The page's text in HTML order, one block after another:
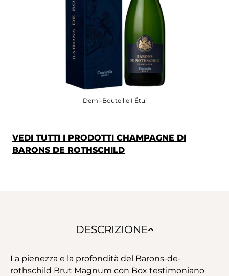
Demi-Bouteille I Étui
VEDI TUTTI I PRODOTTI CHAMPAGNE DI
BARONS DE ROTHSCHILD
DESCRIZIONE
La pienezza e la profondità del Barons-de-
rothschild Brut Magnum con Box testimoniano